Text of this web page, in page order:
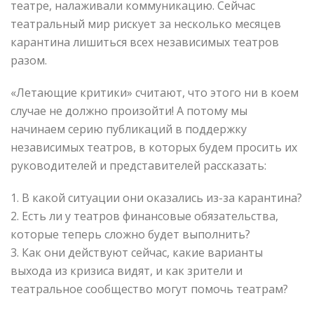
театре, налаживали коммуникацию. Сейчас
театральный мир рискует за несколько месяцев
карантина лишиться всех независимых театров
разом.
«Летающие критики» считают, что этого ни в коем
случае не должно произойти! А потому мы
начинаем серию публикаций в поддержку
независимых театров, в которых будем просить их
руководителей и представителей рассказать:
1. В какой ситуации они оказались из-за карантина?
2. Есть ли у театров финансовые обязательства,
которые теперь сложно будет выполнить?
3. Как они действуют сейчас, какие варианты
выхода из кризиса видят, и как зрители и
театральное сообщество могут помочь театрам?